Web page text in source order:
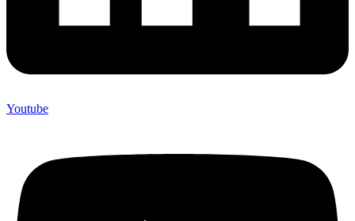
Youtube